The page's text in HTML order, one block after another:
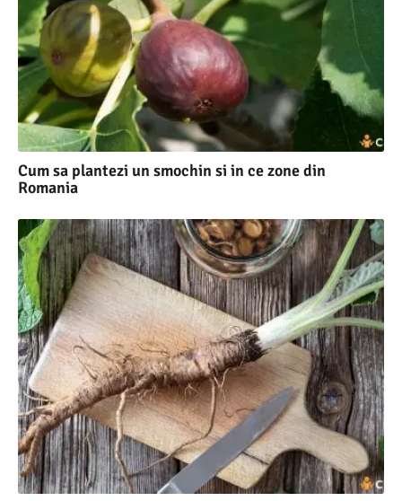
Cum sa plantezi un smochin si in ce zone din
Romania